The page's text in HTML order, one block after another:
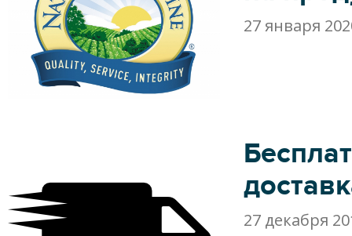
27 января
27 декабря